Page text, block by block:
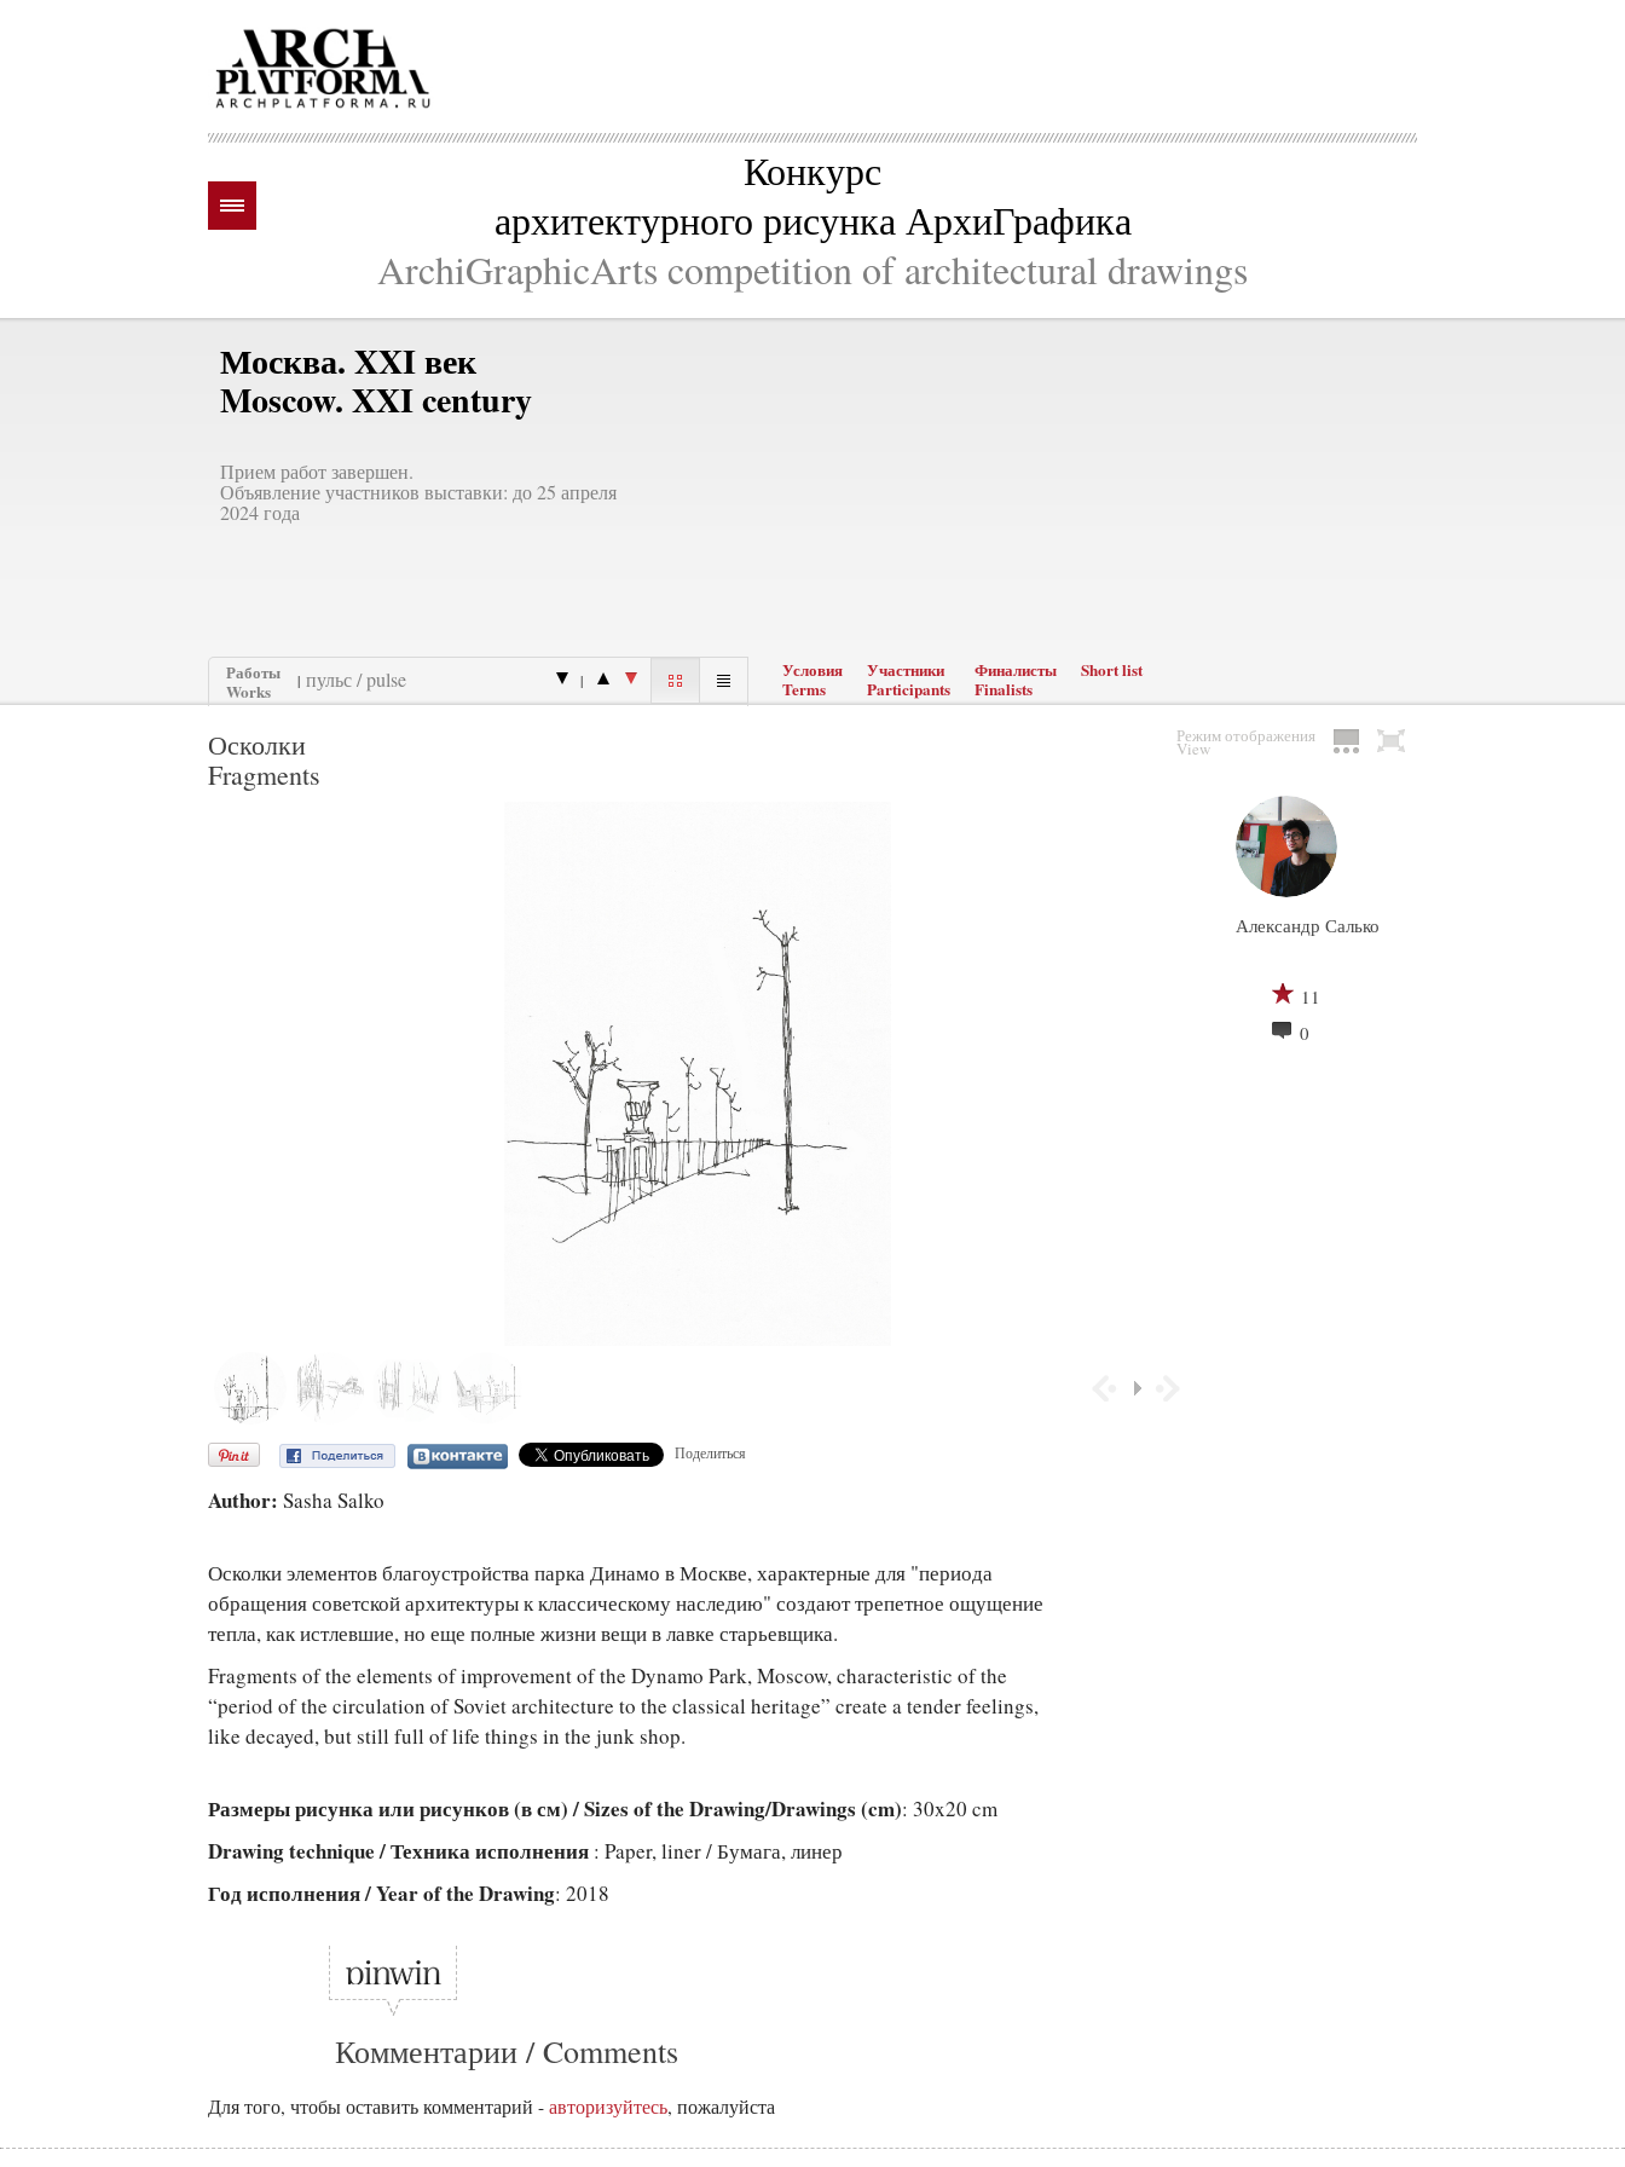
Конкурс
архитектурного рисунка АрхиГрафика
ArchiGraphicArts competition of architectural drawings
Москва. XXI век
Moscow. XXI century
Прием работ завершен.
Объявление участников выставки: до 25 апреля
2024 года
Работы
Works
| |
Условия
Terms
Участники
Participants
Финалисты
Finalists
Short list
Осколки
Fragments
Режим отображения
View
Александр Салько
11
0
Поделиться
Author: Sasha Salko
Осколки элементов благоустройства парка Динамо в Москве, характерные для "периода
обращения советской архитектуры к классическому наследию" создают трепетное ощущение
тепла, как истлевшие, но еще полные жизни вещи в лавке старьевщика.
Fragments of the elements of improvement of the Dynamo Park, Moscow, characteristic of the
“period of the circulation of Soviet architecture to the classical heritage” create a tender feelings,
like decayed, but still full of life things in the junk shop.
Размеры рисунка или рисунков (в см) / Sizes of the Drawing/Drawings (cm): 30x20 cm
Drawing technique / Техника исполнения : Paper, liner / Бумага, линер
Год исполнения / Year of the Drawing: 2018
Комментарии / Comments
Для того, чтобы оставить комментарий - авторизуйтесь, пожалуйста